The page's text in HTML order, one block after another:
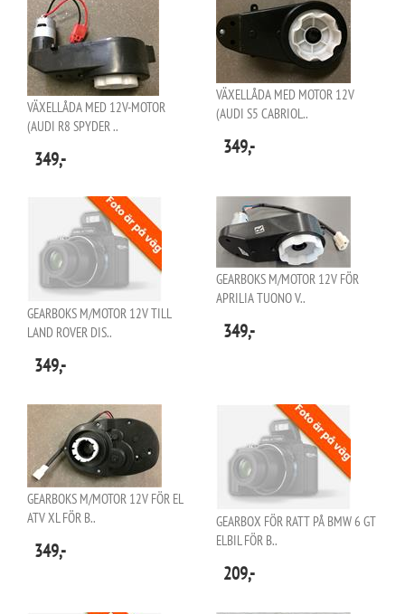
VÄXELLÅDA MED 12V-MOTOR
(AUDI R8 SPYDER ..
349,-
VÄXELLÅDA MED MOTOR 12V
(AUDI S5 CABRIOL..
349,-
GEARBOKS M/MOTOR 12V TILL
LAND ROVER DIS..
349,-
GEARBOKS M/MOTOR 12V FÖR
APRILIA TUONO V..
349,-
GEARBOKS M/MOTOR 12V FÖR EL
ATV XL FÖR B..
349,-
GEARBOX FÖR RATT PÅ BMW 6 GT
ELBIL FÖR B..
209,-